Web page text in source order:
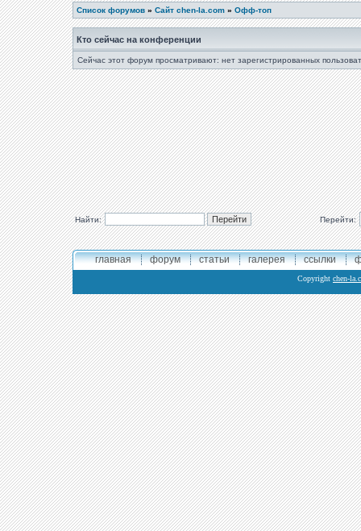
Список форумов » Сайт chen-la.com » Офф-топ
Кто сейчас на конференции
Сейчас этот форум просматривают: нет зарегистрированных
Найти: Перейти:
главная форум статьи галерея ссылки
Copyright chen-